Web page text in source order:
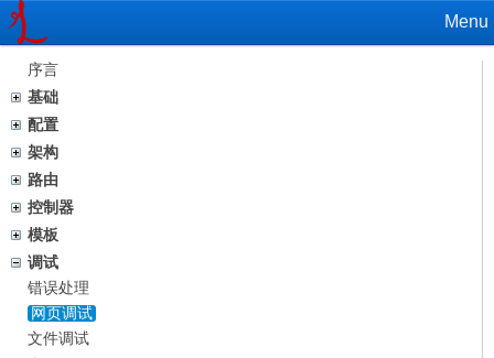
Menu
序言
基础
配置
架构
路由
控制器
模板
调试
错误处理
网页调试
文件调试